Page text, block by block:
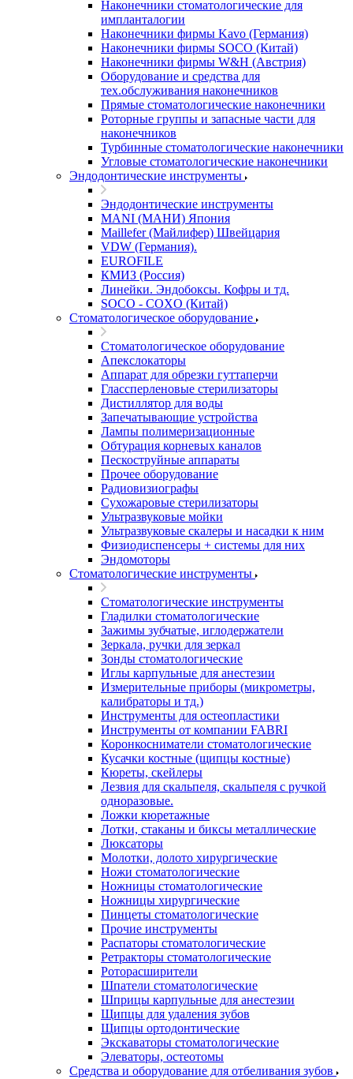
Наконечники стоматологические для
импланталогии
Наконечники фирмы Kavo (Германия)
Наконечники фирмы SOCO (Китай)
Наконечники фирмы W&H (Австрия)
Оборудование и средства для
тех.обслуживания наконечников
Прямые стоматологические наконечники
Роторные группы и запасные части для
наконечников
Турбинные стоматологические наконечники
Угловые стоматологические наконечники
Эндодонтические инструменты
Эндодонтические инструменты
MANI (МАНИ) Япония
Maillefer (Майлифер) Швейцария
VDW (Германия).
EUROFILE
КМИЗ (Россия)
Линейки. Эндобоксы. Кофры и тд.
SOCO - COXO (Китай)
Стоматологическое оборудование
Стоматологическое оборудование
Апекслокаторы
Аппарат для обрезки гуттаперчи
Глассперленовые стерилизаторы
Дистиллятор для воды
Запечатывающие устройства
Лампы полимеризационные
Обтурация корневых каналов
Пескоструйные аппараты
Прочее оборудование
Радиовизиографы
Сухожаровые стерилизаторы
Ультразвуковые мойки
Ультразвуковые скалеры и насадки к ним
Физиодиспенсеры + системы для них
Эндомоторы
Стоматологические инструменты
Стоматологические инструменты
Гладилки стоматологические
Зажимы зубчатые, иглодержатели
Зеркала, ручки для зеркал
Зонды стоматологические
Иглы карпульные для анестезии
Измерительные приборы (микрометры,
калибраторы и тд.)
Инструменты для остеопластики
Инструменты от компании FABRI
Коронкосниматели стоматологические
Кусачки костные (щипцы костные)
Кюреты, скейлеры
Лезвия для скальпеля, скальпеля с ручкой
одноразовые.
Ложки кюретажные
Лотки, стаканы и биксы металлические
Люксаторы
Молотки, долото хирургические
Ножи стоматологические
Ножницы стоматологические
Ножницы хирургические
Пинцеты стоматологические
Прочие инструменты
Распаторы стоматологические
Ретракторы стоматологические
Роторасширители
Шпатели стоматологические
Шприцы карпульные для анестезии
Щипцы для удаления зубов
Щипцы ортодонтические
Экскаваторы стоматологические
Элеваторы, остеотомы
Средства и оборудование для отбеливания зубов